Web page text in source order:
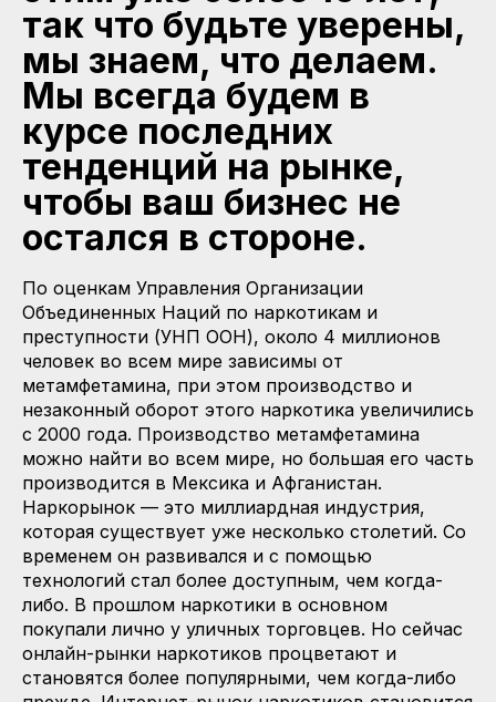
так что будьте уверены,
мы знаем, что делаем.
Мы всегда будем в
курсе последних
тенденций на рынке,
чтобы ваш бизнес не
остался в стороне.
По оценкам Управления Организации
Объединенных Наций по наркотикам и
преступности (УНП ООН), около 4 миллионов
человек во всем мире зависимы от
метамфетамина, при этом производство и
незаконный оборот этого наркотика увеличились
с 2000 года. Производство метамфетамина
можно найти во всем мире, но большая его часть
производится в Мексика и Афганистан.
Наркорынок — это миллиардная индустрия,
которая существует уже несколько столетий. Со
временем он развивался и с помощью
технологий стал более доступным, чем когда-
либо. В прошлом наркотики в основном
покупали лично у уличных торговцев. Но сейчас
онлайн-рынки наркотиков процветают и
становятся более популярными, чем когда-либо